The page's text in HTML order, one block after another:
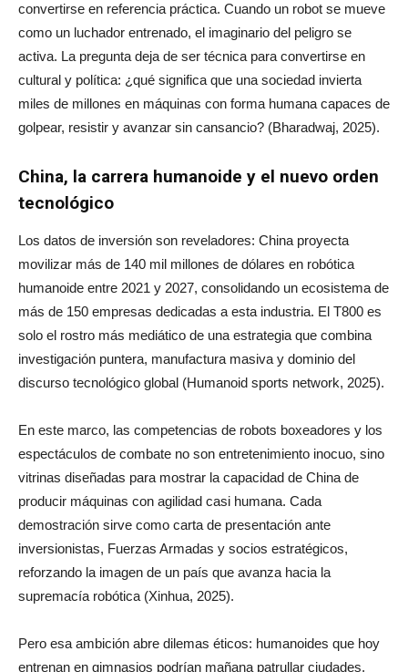
convertirse en referencia práctica. Cuando un robot se mueve
como un luchador entrenado, el imaginario del peligro se
activa. La pregunta deja de ser técnica para convertirse en
cultural y política: ¿qué significa que una sociedad invierta
miles de millones en máquinas con forma humana capaces de
golpear, resistir y avanzar sin cansancio? (Bharadwaj, 2025).
China, la carrera humanoide y el nuevo orden
tecnológico
Los datos de inversión son reveladores: China proyecta
movilizar más de 140 mil millones de dólares en robótica
humanoide entre 2021 y 2027, consolidando un ecosistema de
más de 150 empresas dedicadas a esta industria. El T800 es
solo el rostro más mediático de una estrategia que combina
investigación puntera, manufactura masiva y dominio del
discurso tecnológico global (Humanoid sports network, 2025).
En este marco, las competencias de robots boxeadores y los
espectáculos de combate no son entretenimiento inocuo, sino
vitrinas diseñadas para mostrar la capacidad de China de
producir máquinas con agilidad casi humana. Cada
demostración sirve como carta de presentación ante
inversionistas, Fuerzas Armadas y socios estratégicos,
reforzando la imagen de un país que avanza hacia la
supremacía robótica (Xinhua, 2025).
Pero esa ambición abre dilemas éticos: humanoides que hoy
entrenan en gimnasios podrían mañana patrullar ciudades,